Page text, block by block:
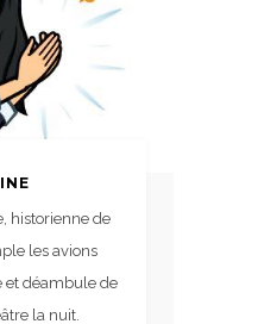
historienne de
les avions
et déambule de
la nuit.